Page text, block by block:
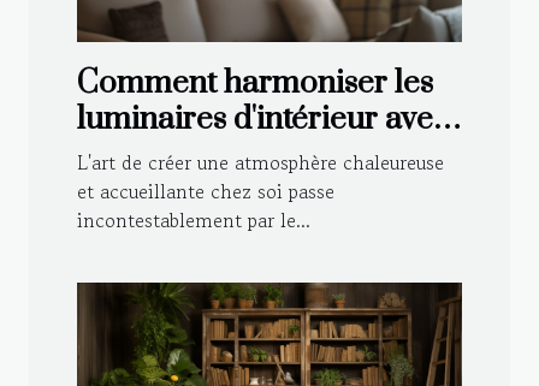
Comment harmoniser les
luminaires d'intérieur avec
votre décoration
L'art de créer une atmosphère chaleureuse
et accueillante chez soi passe
incontestablement par le...